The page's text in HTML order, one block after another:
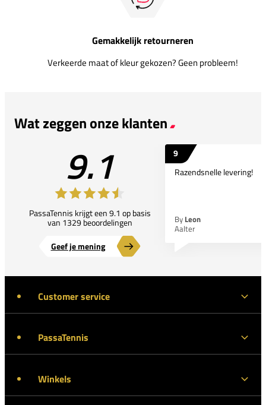
Gemakkelijk retourneren
Verkeerde maat of kleur gekozen? Geen probleem!
Wat zeggen onze klanten
9.1
PassaTennis krijgt een 9.1 op basis
van 1329 beoordelingen
Geef je mening
9
Razendsnelle levering!
By Leon
Aalter
Customer service
PassaTennis
Winkels